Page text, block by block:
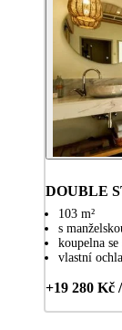
DOUBLE
103 m²
s
koupelna
vlastní
+19 280 Kč